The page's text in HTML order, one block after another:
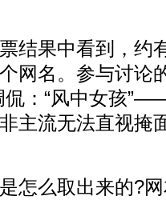
果中看到，约
网名。参与讨论
侃：“风中女孩
流无法直视掩
么取出来的?网